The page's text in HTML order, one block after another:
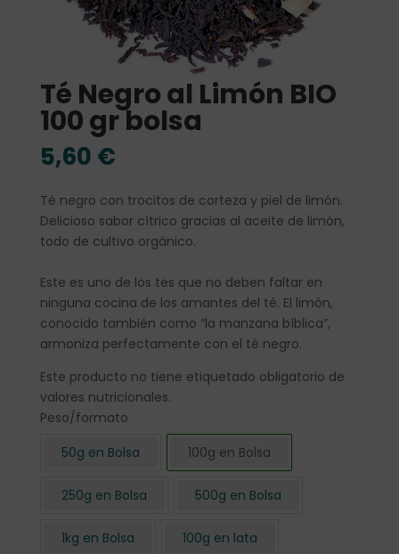
Té Negro al Limón BIO
100 gr bolsa
5,60 €
Té negro con trocitos de corteza y piel de limón.
Delicioso sabor cítrico gracias al aceite de limón,
todo de cultivo orgánico.
Este es uno de los tes que no deben faltar en
ninguna cocina de los amantes del té. El limón,
conocido también como “la manzana bíblica”,
armoniza perfectamente con el té negro.
Este producto no tiene etiquetado obligatorio de
valores nutricionales.
Peso/formato
50g en Bolsa
100g en Bolsa
250g en Bolsa 500g en Bolsa
1kg en Bolsa 100g en lata